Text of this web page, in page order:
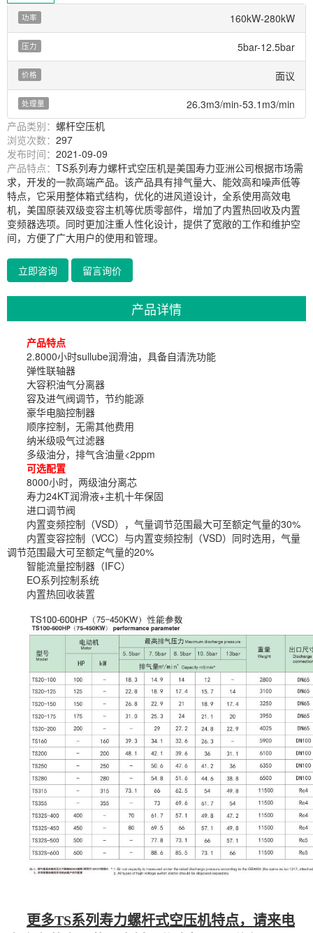
160kW-280kW
功率
5bar-12.5bar
压力
面议
价格
26.3m3/min-53.1m3/min
处理量
产品类别： 螺杆空压机
浏览次数： 297
发布时间： 2021-09-09
产品特点： TS系列寿力螺杆式空压机是美国寿力亚洲公司根据市场需
求，开发的一款高端产品。该产品具有排气量大、能效高和噪声低等
特点，它采用整体箱式结构，优化的进风道设计，全系使用高效电
机，美国原装双级变容主机等优质零部件，增加了内置热回收及内置
变频器选项。同时更加注重人性化设计，提供了宽敞的工作和维护空
间，方便了广大用户的使用和管理。
立即咨询 留言询价
产品详情
产品特点
2.8000小时sullube润滑油，具备自清洗功能
弹性联轴器
大容积油气分离器
容及进气阀调节，节约能源
豪华电脑控制器
顺序控制，无需其他费用
纳米级吸气过滤器
多级油分，排气含油量<2ppm
可选配置
8000小时，两级油分离芯
寿力24KT润滑液+主机十年保固
进口调节阀
内置变频控制（VSD），气量调节范围最大可至额定气量的30%
内置变容控制（VCC）与内置变频控制（VSD）同时选用，气量
调节范围最大可至额定气量的20%
智能流量控制器（IFC）
EO系列控制系统
内置热回收装置
更多TS系列寿力螺杆式空压机特点，请来电